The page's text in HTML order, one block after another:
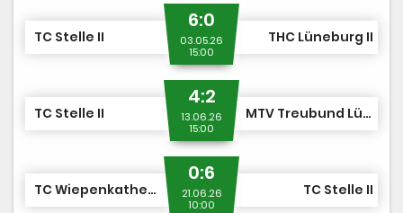
TC Stelle II
6:0
03.05.26
15:00
THC Lüneburg II
TC Stelle II
4:2
13.06.26
15:00
MTV Treubund Lüneburg
TC Wiepenkathen II
0:6
21.06.26
10:00
TC Stelle II